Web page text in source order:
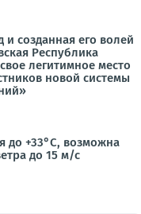
созданная его волей
Республика
легитимное место
новой системы
до +33°С, возможна
до 15 м/с